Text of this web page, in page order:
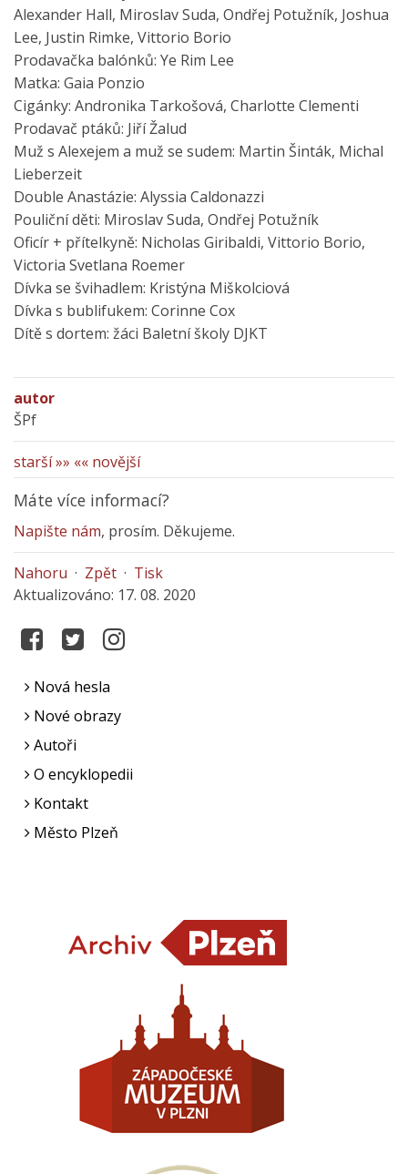
Alexander Hall, Miroslav Suda, Ondřej Potužník, Joshua
Lee, Justin Rimke, Vittorio Borio
Prodavačka balónků: Ye Rim Lee
Matka: Gaia Ponzio
Cigánky: Andronika Tarkošová, Charlotte Clementi
Prodavač ptáků: Jiří Žalud
Muž s Alexejem a muž se sudem: Martin Šinták, Michal
Lieberzeit
Double Anastázie: Alyssia Caldonazzi
Pouliční děti: Miroslav Suda, Ondřej Potužník
Oficír + přítelkyně: Nicholas Giribaldi, Vittorio Borio,
Victoria Svetlana Roemer
Dívka se švihadlem: Kristýna Miškolciová
Dívka s bublifukem: Corinne Cox
Dítě s dortem: žáci Baletní školy DJKT
autor
ŠPf
starší »» «« novější
Máte více informací?
Napište nám, prosím. Děkujeme.
Nahoru · Zpět · Tisk
Aktualizováno: 17. 08. 2020
Nová hesla
Nové obrazy
Autoři
O encyklopedii
Kontakt
Město Plzeň